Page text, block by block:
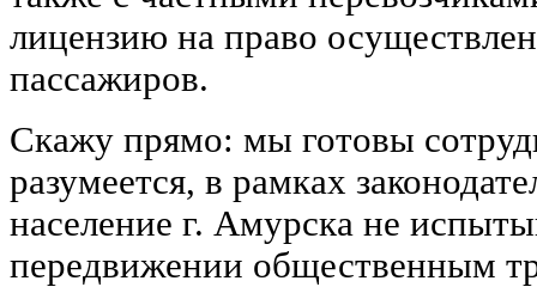
лицензию на право
пассажиров.
Скажу прямо: мы готовы
разумеется, в рамках
население г. Амурска не
передвижении общественным